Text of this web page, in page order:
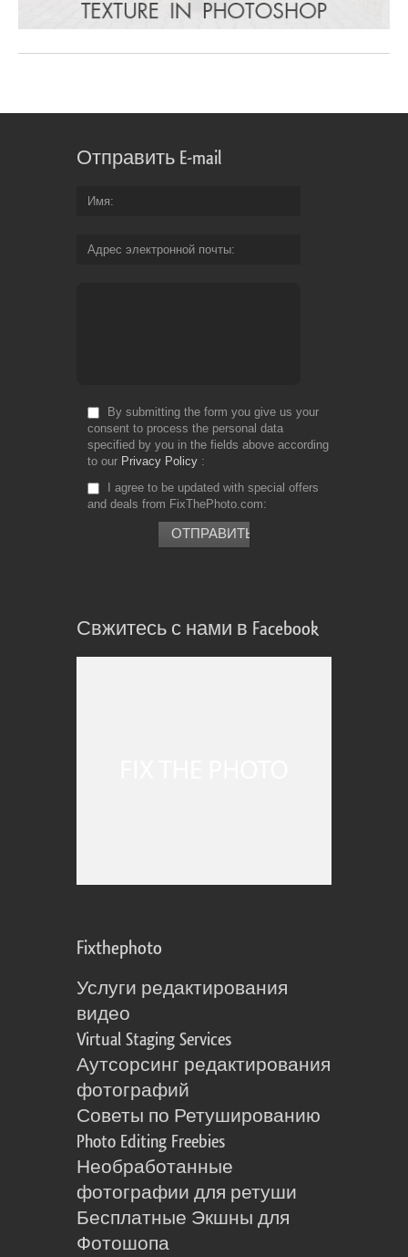
Отправить E-mail
Имя
Адрес электронной почты
By submitting the form you give us your
consent to process the personal data
specified by you in the fields above according
to our Privacy Policy
I agree to be updated with special offers
and deals from FixThePhoto.com
Свжитесь с нами в Facebook
Fixthephoto
Услуги редактирования
видео
Virtual Staging Services
Аутсорсинг редактирования
фотографий
Советы по Ретушированию
Photo Editing Freebies
Необработанные
фотографии для ретуши
Бесплатные Экшны для
Фотошопа